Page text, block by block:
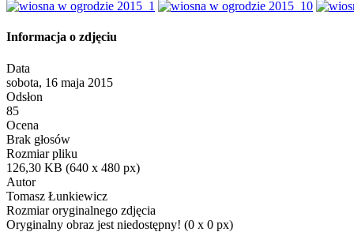
Informacja o zdjęciu
Data
sobota, 16 maja 2015
Odsłon
85
Ocena
Brak głosów
Rozmiar pliku
126,30 KB (640 x 480 px)
Autor
Tomasz Łunkiewicz
Rozmiar oryginalnego zdjęcia
Oryginalny obraz jest niedostępny! (0 x 0 px)